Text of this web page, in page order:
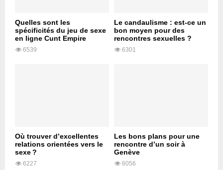
Quelles sont les
spécificités du jeu de sexe
en ligne Cunt Empire
6539
Le candaulisme : est-ce un
bon moyen pour des
rencontres sexuelles ?
6301
Où trouver d’excellentes
relations orientées vers le
sexe ?
6227
Les bons plans pour une
rencontre d’un soir à
Genève
6056